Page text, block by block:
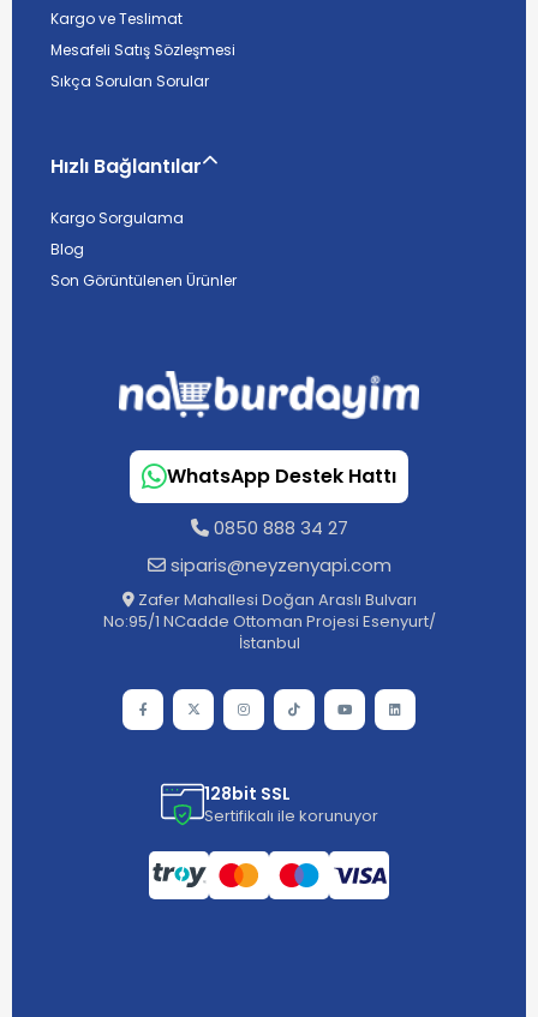
Kargo ve Teslimat
Mesafeli Satış Sözleşmesi
Sıkça Sorulan Sorular
Hızlı Bağlantılar
Kargo Sorgulama
Blog
Son Görüntülenen Ürünler
WhatsApp Destek Hattı
0850 888 34 27
siparis@neyzenyapi.com
Zafer Mahallesi Doğan Araslı Bulvarı
No:95/1 NCadde Ottoman Projesi Esenyurt/
İstanbul
128bit SSL
Sertifikalı ile korunuyor